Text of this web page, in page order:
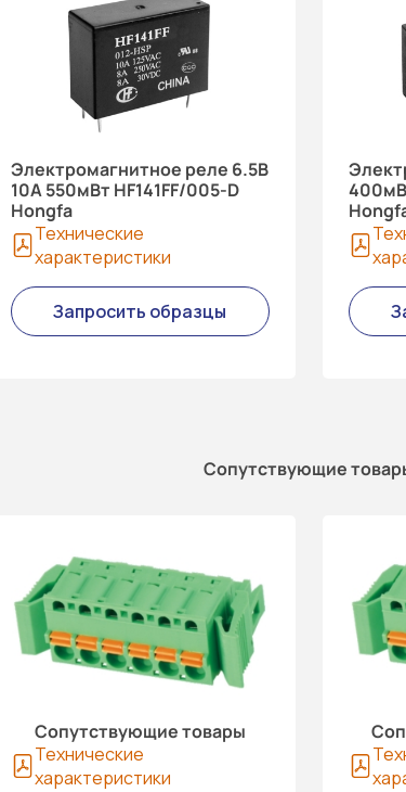
Сопутствующие
Сопутствующие товары
Технические
характеристики
Электромагнитное реле 6.5В
10A 550мВт HF141FF/005-D
Hongfa
Технические
характеристики
Запросить образцы